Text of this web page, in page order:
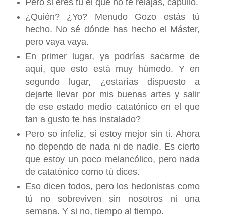
Pero si eres tú el que no te relajas, capullo.
¿Quién? ¿Yo? Menudo Gozo estás tú
hecho. No sé dónde has hecho el Máster,
pero vaya vaya.
En primer lugar, ya podrías sacarme de
aquí, que esto está muy húmedo. Y en
segundo lugar, ¿estarías dispuesto a
dejarte llevar por mis buenas artes y salir
de ese estado medio catatónico en el que
tan a gusto te has instalado?
Pero so infeliz, si estoy mejor sin ti. Ahora
no dependo de nada ni de nadie. Es cierto
que estoy un poco melancólico, pero nada
de catatónico como tú dices.
Eso dicen todos, pero los hedonistas como
tú no sobreviven sin nosotros ni una
semana. Y si no, tiempo al tiempo.